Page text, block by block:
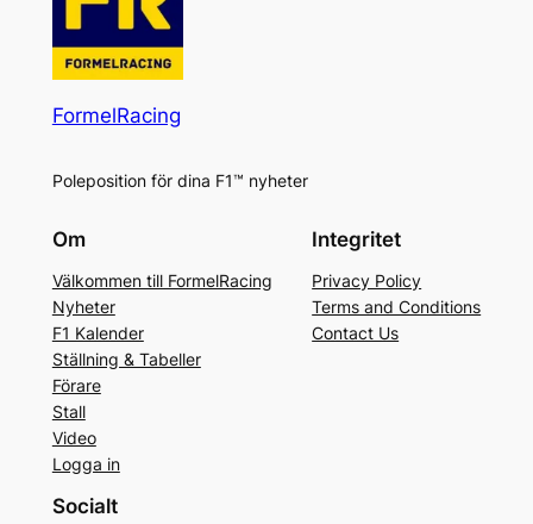
FormelRacing
Poleposition för dina F1™ nyheter
Om
Välkommen till FormelRacing
Nyheter
F1 Kalender
Ställning & Tabeller
Förare
Stall
Video
Logga in
Integritet
Privacy Policy
Terms and Conditions
Contact Us
Socialt